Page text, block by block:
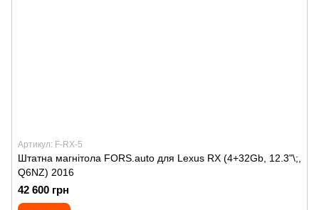
Артикул: F-RX-5
Штатна магнітола FORS.auto для Lexus RX (4+32Gb, 12.3"\;,
Q6NZ) 2016
42 600 грн